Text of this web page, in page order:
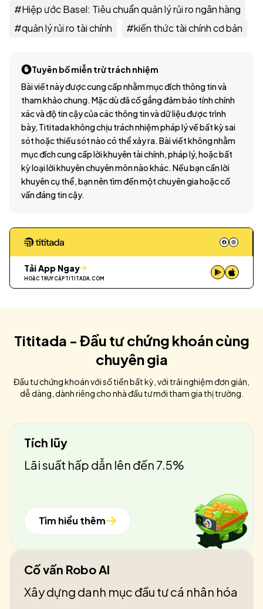
#Hiệp ước Basel: Tiêu chuẩn quản lý rủi ro ngân hàng
#quản lý rủi ro tài chính #kiến thức tài chính cơ bản
Tuyên bố miễn trừ trách nhiệm
Bài viết này được cung cấp nhằm mục đích thông tin và
tham khảo chung. Mặc dù đã cố gắng đảm bảo tính chính
xác và độ tin cậy của các thông tin và dữ liệu được trình
bày, Tititada không chịu trách nhiệm pháp lý về bất kỳ sai
sót hoặc thiếu sót nào có thể xảy ra. Bài viết không nhằm
mục đích cung cấp lời khuyên tài chính, pháp lý, hoặc bất
kỳ loại lời khuyên chuyên môn nào khác. Nếu bạn cần lời
khuyên cụ thể, bạn nên tìm đến một chuyên gia hoặc cố
vấn đáng tin cậy.
Tải App Ngay
HOẶC TRUY CẬP TITITADA.COM
Tititada - Đầu tư chứng khoán cùng
chuyên gia
Đầu tư chứng khoán với số tiền bất kỳ, với trải nghiệm đơn giản,
dễ dàng, dành riêng cho nhà đầu tư mới tham gia thị trường.
Tích lũy
Lãi suất hấp dẫn lên đến 7.5%
Tìm hiểu thêm
Cố vấn Robo AI
Xây dựng danh mục đầu tư cá nhân hóa